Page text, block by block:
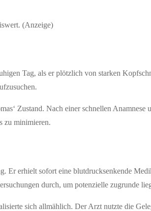
(Anzeige)
Tag, als er plötzlich von starken
Zustand. Nach einer schnellen
zu minimieren.
erhielt sofort eine blutdrucksenkende
durch, um potenzielle zugrunde
sich allmählich. Der Arzt nutzte die